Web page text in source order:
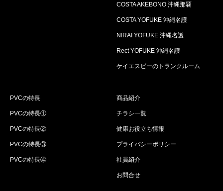
COSTA AKEBONO 沖縄那覇
COSTA YOFUKE 沖縄名護
NIRAI YOFUKE 沖縄名護
Rect YOFUKE 沖縄名護
ケイエスビーのトランクルーム
PVCの特長
PVCの特長①
PVCの特長②
PVCの特長③
PVCの特長④
商品紹介
チラシ一覧
健康お役立ち情報
プライバシーポリシー
社員紹介
お問合せ